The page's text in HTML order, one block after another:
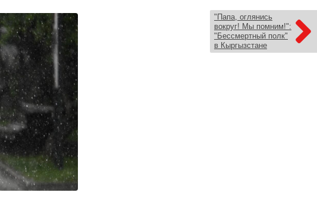
"Папа, оглянись
вокруг! Мы помним!":
"Бессмертный полк"
в Кыргызстане